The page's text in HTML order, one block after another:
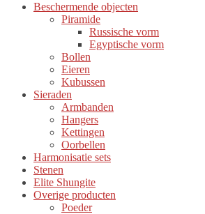
Beschermende objecten
Piramide
Russische vorm
Egyptische vorm
Bollen
Eieren
Kubussen
Sieraden
Armbanden
Hangers
Kettingen
Oorbellen
Harmonisatie sets
Stenen
Elite Shungite
Overige producten
Poeder